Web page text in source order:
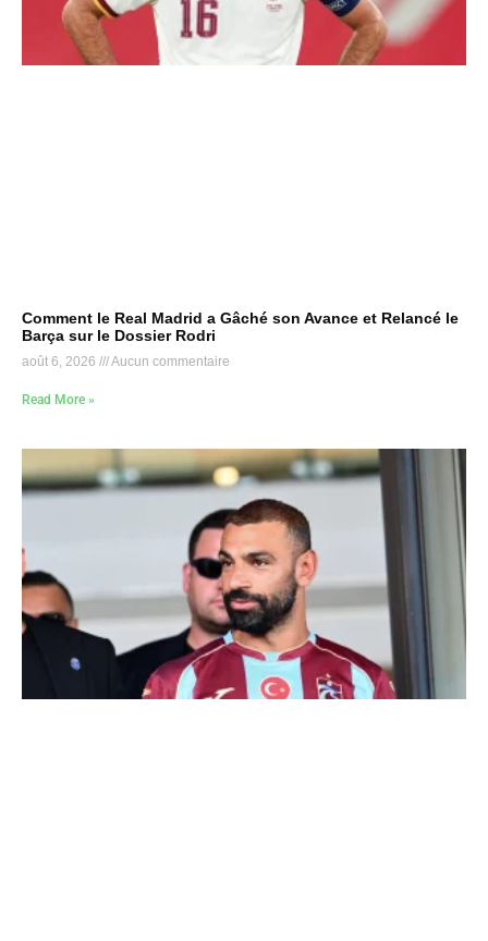
Comment le Real Madrid a Gâché son Avance et Relancé le
Barça sur le Dossier Rodri
août 6, 2026 Aucun commentaire
Read More »